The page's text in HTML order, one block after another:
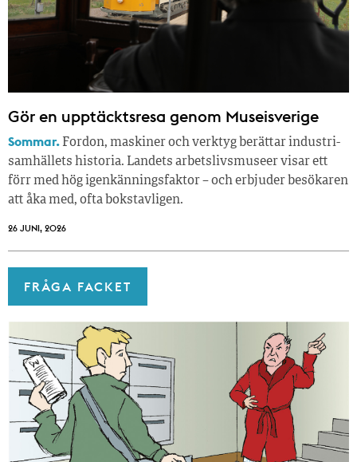
Gör en upptäcktsresa genom Museisverige
Sommar. Fordon, maskiner och verktyg berättar industri­
samhällets historia. Landets arbetslivsmuseer visar ett
förr med hög igenkänningsfaktor – och erbjuder besökaren
att åka med, ofta bokstavligen.
26 JUNI, 2026
FRÅGA FACKET